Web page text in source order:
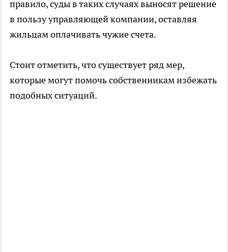
правило, суды в таких случаях выносят решение
в пользу управляющей компании, оставляя
жильцам оплачивать чужие счета.
Стоит отметить, что существует ряд мер,
которые могут помочь собственникам избежать
подобных ситуаций.